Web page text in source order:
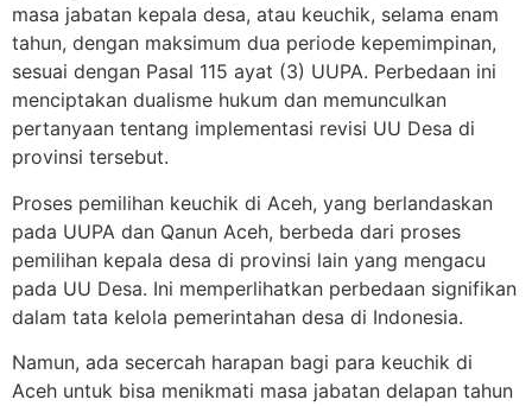
masa jabatan kepala desa, atau keuchik, selama enam
tahun, dengan maksimum dua periode kepemimpinan,
sesuai dengan Pasal 115 ayat (3) UUPA. Perbedaan ini
menciptakan dualisme hukum dan memunculkan
pertanyaan tentang implementasi revisi UU Desa di
provinsi tersebut.
Proses pemilihan keuchik di Aceh, yang berlandaskan
pada UUPA dan Qanun Aceh, berbeda dari proses
pemilihan kepala desa di provinsi lain yang mengacu
pada UU Desa. Ini memperlihatkan perbedaan signifikan
dalam tata kelola pemerintahan desa di Indonesia.
Namun, ada secercah harapan bagi para keuchik di
Aceh untuk bisa menikmati masa jabatan delapan tahun